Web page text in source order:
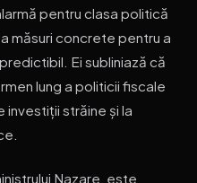
pentru clasa politică
măsuri concrete pentru a
Ei subliniază că
lung a politicii fiscale
investiții străine și la
Nazare, este